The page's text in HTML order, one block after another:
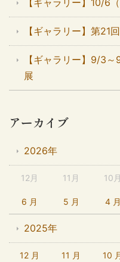
【ギャラリー】10/6
【ギャラリー】第21
【ギャラリー】9/3
展
アーカイブ
2026年
12月 11月 10月
6 月 5 月 4 月
2025年
12 月 11 月 10